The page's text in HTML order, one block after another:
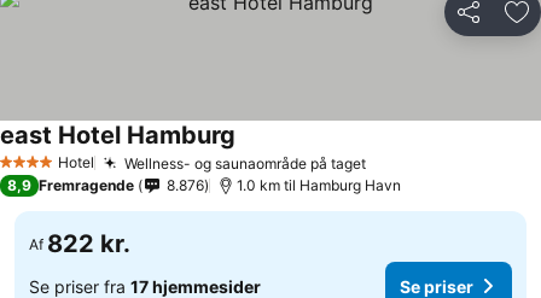
Del
4 StjernerHotel Wellness- og saunaområde på taget
east Hotel Hamburg
8,9 Fremragende 8.876 1.0 km til Hamburg Havn
Af 822 kr.
Se priser fra 17 hjemmesider Se priser